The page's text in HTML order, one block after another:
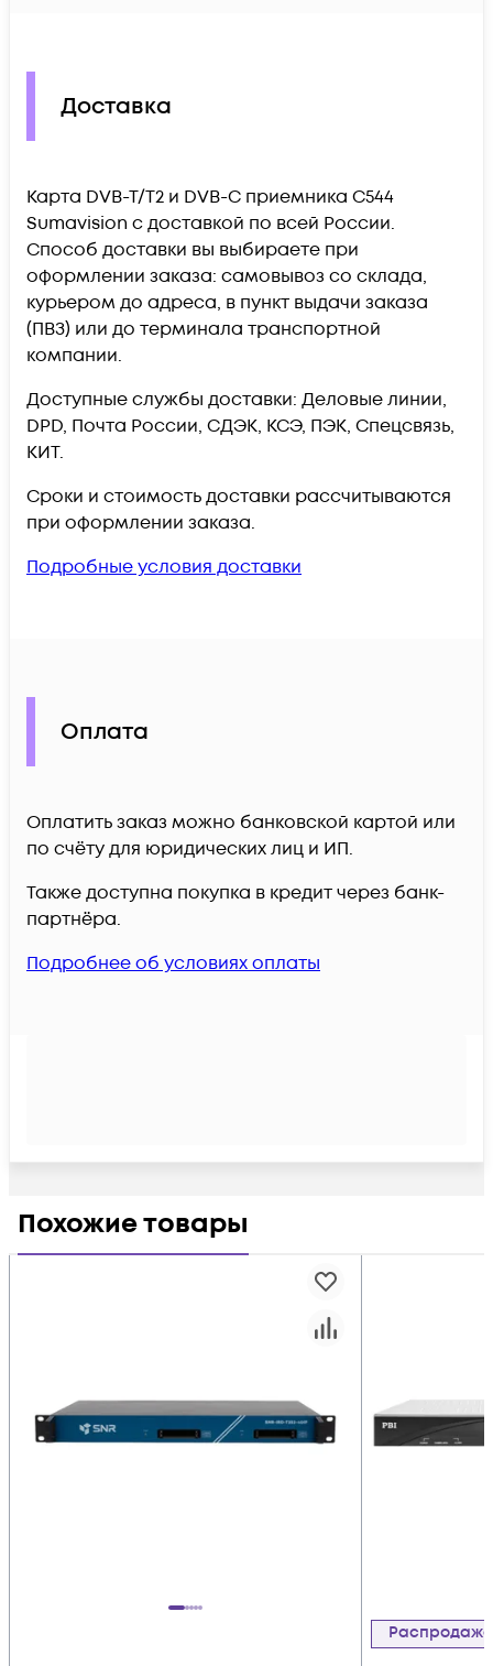
Доставка
Карта DVB-T/T2 и DVB-C приемника C544
Sumavision c доставкой по всей России.
Способ доставки вы выбираете при
оформлении заказа: самовывоз со склада,
курьером до адреса, в пункт выдачи заказа
(ПВЗ) или до терминала транспортной
компании.
Доступные службы доставки: Деловые линии,
DPD, Почта России, СДЭК, КСЭ, ПЭК, Спецсвязь,
КИТ.
Сроки и стоимость доставки рассчитываются
при оформлении заказа.
Подробные условия доставки
Оплата
Оплатить заказ можно банковской картой или
по счёту для юридических лиц и ИП.
Также доступна покупка в кредит через банк-
партнёра.
Подробнее об условиях оплаты
Похожие товары
Распродажа